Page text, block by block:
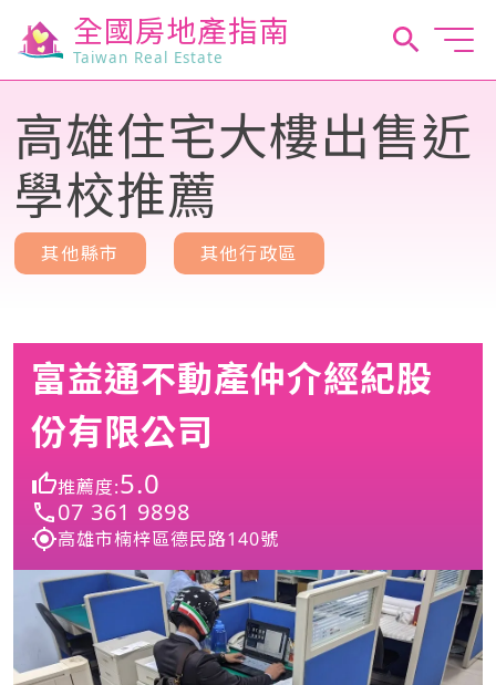
全國房地產指南
Taiwan Real Estate
高雄住宅大樓出售近
學校推薦
其他縣市 其他行政區
富益通不動產仲介經紀股
份有限公司
推薦度:5.0
07 361 9898
高雄市楠梓區德民路140號